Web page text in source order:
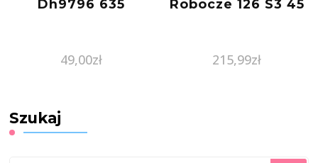
Dh9796 635
49,00zł
Robocze 126 S3 45
215,99zł
Szukaj